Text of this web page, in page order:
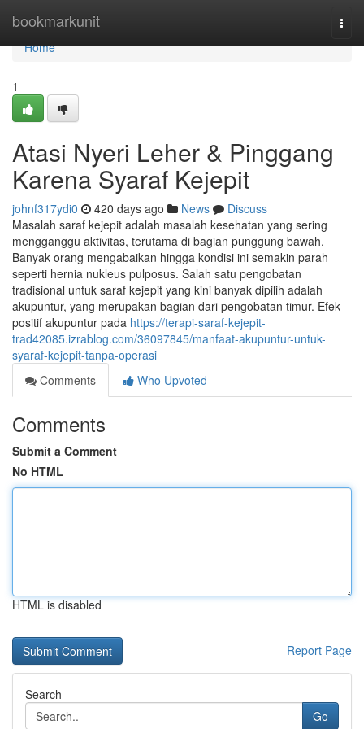
bookmarkunit
Home
Home
1
Atasi Nyeri Leher & Pinggang
Karena Syaraf Kejepit
johnf317ydi0 420 days ago News
Discuss
Masalah saraf kejepit adalah masalah kesehatan yang sering
mengganggu aktivitas, terutama di bagian punggung bawah.
Banyak orang mengabaikan hingga kondisi ini semakin parah
seperti hernia nukleus pulposus. Salah satu pengobatan
tradisional untuk saraf kejepit yang kini banyak dipilih adalah
akupuntur, yang merupakan bagian dari pengobatan timur. Efek
positif akupuntur pada https://terapi-saraf-kejepit-
trad42085.izrablog.com/36097845/manfaat-akupuntur-untuk-
syaraf-kejepit-tanpa-operasi
Comments
Who Upvoted
Comments
Submit a Comment
No HTML
HTML is disabled
Report Page
Search
Go